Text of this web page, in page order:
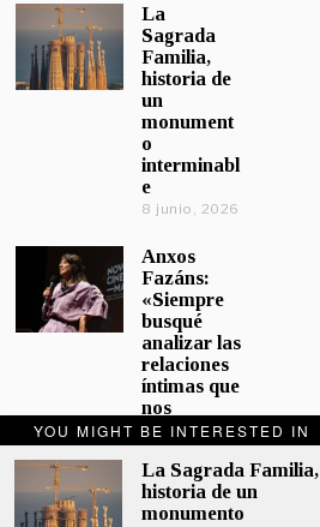
YOU MIGHT BE INTERESTED IN
La Sagrada Familia,
historia de un
monumento
La
Sagrada
Familia,
historia de
un
monument
o
interminabl
e
8 junio, 2026
Anxos
Fazáns:
«Siempre
busqué
analizar las
relaciones
íntimas que
nos
afectan»
El hijo de la
cómica, el